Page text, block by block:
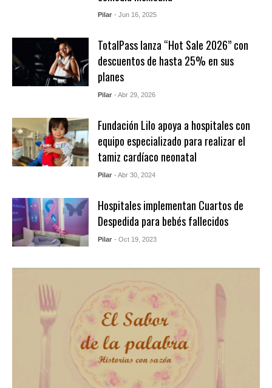
Pilar - Jun 16, 2025
TotalPass lanza “Hot Sale 2026” con
descuentos de hasta 25% en sus
planes
Pilar - Abr 29, 2026
Fundación Lilo apoya a hospitales con
equipo especializado para realizar el
tamiz cardíaco neonatal
Pilar - Abr 30, 2024
Hospitales implementan Cuartos de
Despedida para bebés fallecidos
Pilar - Oct 19, 2023